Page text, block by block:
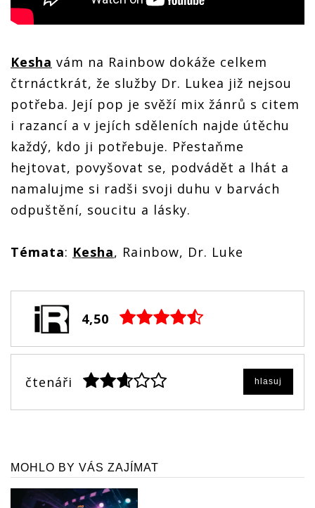
Kesha vám na Rainbow dokáže celkem
čtrnáctkrát, že služby Dr. Lukea již nejsou
potřeba. Její pop je svěží mix žánrů s citem
i razancí a v jejích sděleních najde útěchu
každý, kdo ji potřebuje. Přestaňme
hejtovat, povyšovat se, podvádět a lhát a
namalujme si radši svoji duhu v barvách
odpuštění, soucitu a lásky.
Témata: Kesha, Rainbow, Dr. Luke
4,50
čtenáři hlasuj
MOHLO BY VÁS ZAJÍMAT